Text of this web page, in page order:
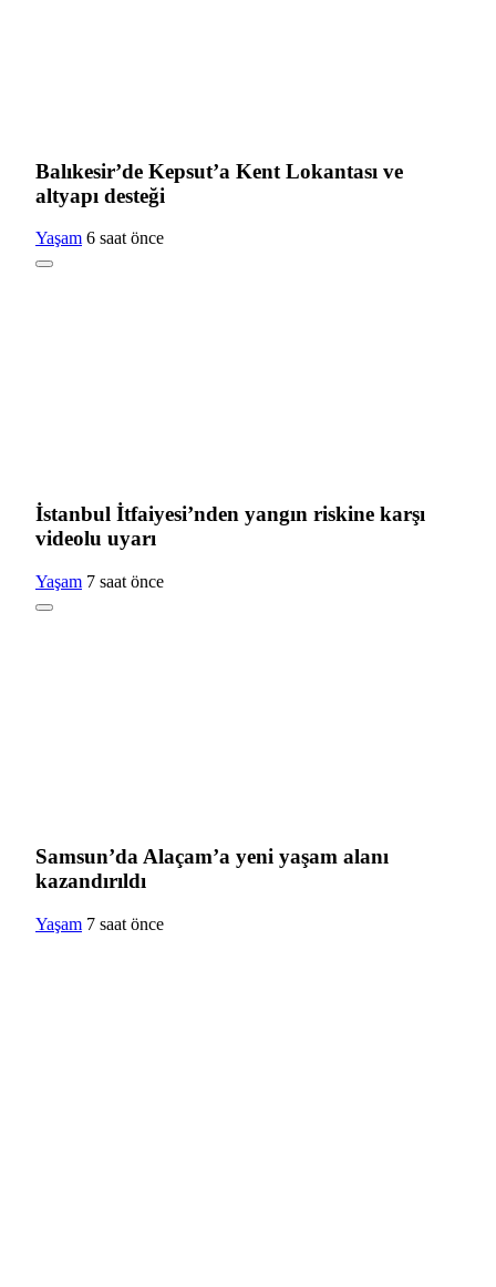
Balıkesir’de Kepsut’a Kent Lokantası ve
altyapı desteği
Yaşam 6 saat önce
İstanbul İtfaiyesi’nden yangın riskine karşı
videolu uyarı
Yaşam 7 saat önce
Samsun’da Alaçam’a yeni yaşam alanı
kazandırıldı
Yaşam 7 saat önce